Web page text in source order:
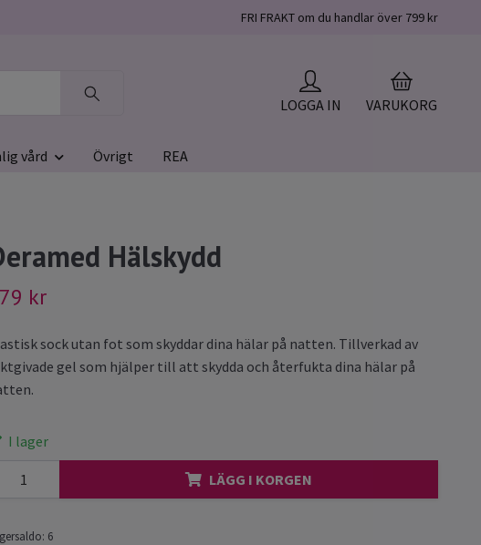
FRI FRAKT om du handlar över 799 kr
LOGGA IN VARUKORG
vård Övrigt REA
Hälskydd
kr
sock utan fot som skyddar dina hälar på natten. Tillverkad av
gel som hjälper till att skydda och återfukta dina hälar på
I lager
LÄGG I KORGEN
6